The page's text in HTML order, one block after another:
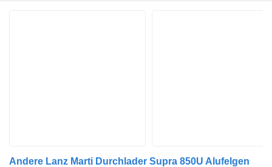
Andere Lanz Marti Durchlader Supra 850U Alufelgen